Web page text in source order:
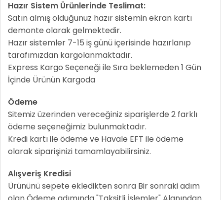
Hazır Sistem Ürünlerinde Teslimat:
Satın almış olduğunuz hazır sistemin ekran kartı
demonte olarak gelmektedir.
Hazır sistemler 7-15 iş günü içerisinde hazırlanıp
tarafımızdan kargolanmaktadır.
Express Kargo Seçeneği ile Sıra beklemeden 1 Gün
İçinde Ürünün Kargoda
Ödeme
Sitemiz üzerinden vereceğiniz siparişlerde 2 farklı
ödeme seçeneğimiz bulunmaktadır.
Kredi kartı ile ödeme ve Havale EFT ile ödeme
olarak siparişinizi tamamlayabilirsiniz.
Alışveriş Kredisi
Ürününü sepete ekledikten sonra Bir sonraki adım